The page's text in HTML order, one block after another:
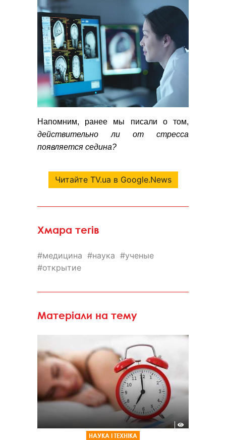
Напомним, ранее мы писали о том,
действительно ли от стресса
появляется седина?
Читайте TV.ua в Google.News
Хмара тегів
медицина наука
ученые
открытие
Матеріали на тему
НАУКА І ТЕХНІКА